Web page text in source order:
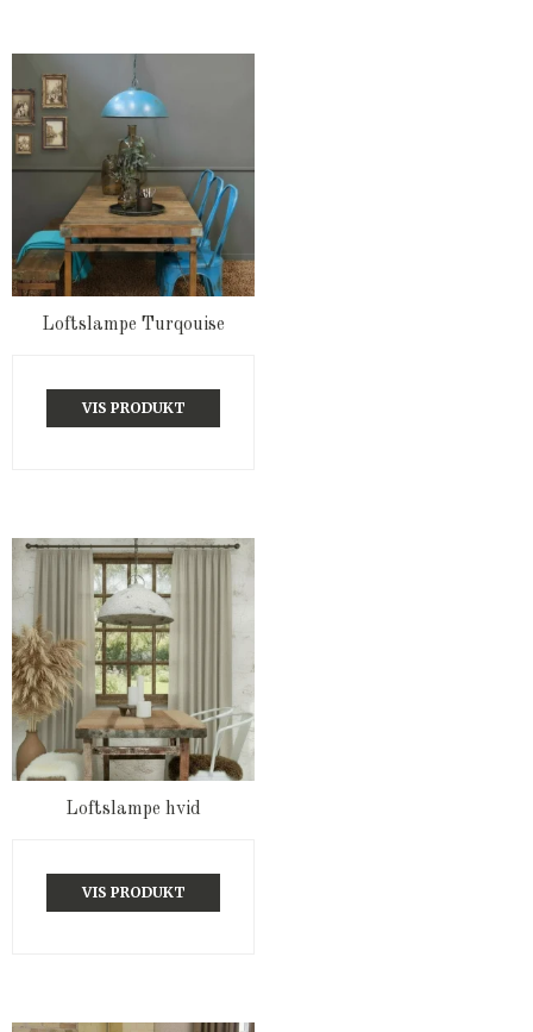
Loftslampe Turqouise
VIS PRODUKT
Loftslampe hvid
VIS PRODUKT